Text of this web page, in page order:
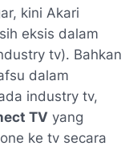
kini Akari
eksis dalam
tv). Bahkan
dalam
industry tv,
TV yang
ke tv secara